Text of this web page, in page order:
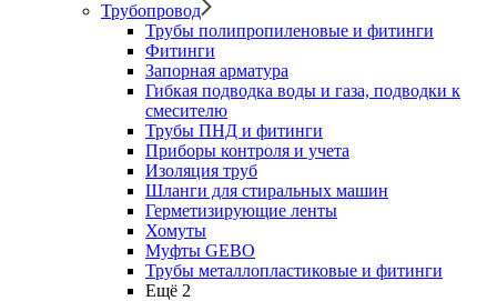
Трубопровод
Трубы полипропиленовые и фитинги
Фитинги
Запорная арматура
Гибкая подводка воды и газа, подводки к
смесителю
Трубы ПНД и фитинги
Приборы контроля и учета
Изоляция труб
Шланги для стиральных машин
Герметизирующие ленты
Хомуты
Муфты GEBO
Трубы металлопластиковые и фитинги
Ещё 2